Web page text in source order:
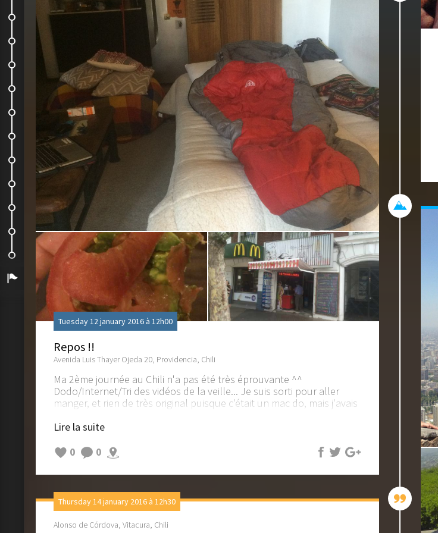
Nouveau Couch
Restaurant dans le quartier...
Visite de la ville de Punta Arenas
Parc National Vizente Perez Rosales
Rencontre internationale
Feria Consumbrista
Ascencion du Volcan d'Osorno
Direction Chiloe
Castro
LIVE LIKE YOU #7 : PUERTO...
Arrivée
Tuesday 12 january 2016 à 12h00
Repos !!
Avenida Luis Thayer Ojeda 20, Providencia, Chili
Ma 2ème journée au Chili n'a pas été très éprouvante ^^
Dodo/Internet/Tri des vidéos de la veille... Je suis sorti pour aller
manger, et rien de très original puisque c'était un mac do, mais j'avais
sandwichs sont différents mais tout aussi bon !
aller à une formation! Il est revenu à 23h et nous avons mangé des
tartines d'avocat et de tomates devant une série, en anglais
évidemment :)
Lire la suite
0
0
Thursday 14 january 2016 à 12h30
Alonso de Córdova, Vitacura, Chili